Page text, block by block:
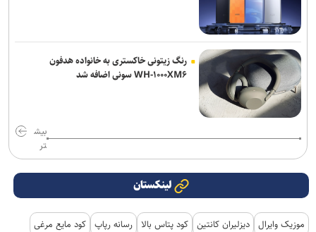
رنگ زیتونی خاکستری به خانواده هدفون
WH-۱۰۰۰XM۶ سونی اضافه شد
بیش
تر
لینکستان
موزیک وایرال دیزلیران کانتین کود پتاس بالا رسانه رپاپ کود مایع مرغی